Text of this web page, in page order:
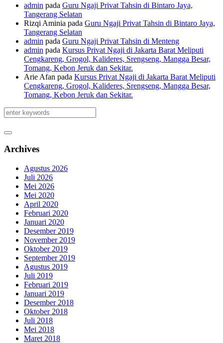
admin pada Guru Ngaji Privat Tahsin di Bintaro Jaya,
Tangerang Selatan
Rizqi Aminia pada Guru Ngaji Privat Tahsin di Bintaro Jaya,
Tangerang Selatan
admin pada Guru Ngaji Privat Tahsin di Menteng
admin pada Kursus Privat Ngaji di Jakarta Barat Meliputi
Cengkareng, Grogol, Kalideres, Srengseng, Mangga Besar,
Tomang, Kebon Jeruk dan Sekitar.
Arie Afan pada Kursus Privat Ngaji di Jakarta Barat Meliputi
Cengkareng, Grogol, Kalideres, Srengseng, Mangga Besar,
Tomang, Kebon Jeruk dan Sekitar.
Archives
Agustus 2026
Juli 2026
Mei 2026
Mei 2020
April 2020
Februari 2020
Januari 2020
Desember 2019
November 2019
Oktober 2019
September 2019
Agustus 2019
Juli 2019
Februari 2019
Januari 2019
Desember 2018
Oktober 2018
Juli 2018
Mei 2018
Maret 2018